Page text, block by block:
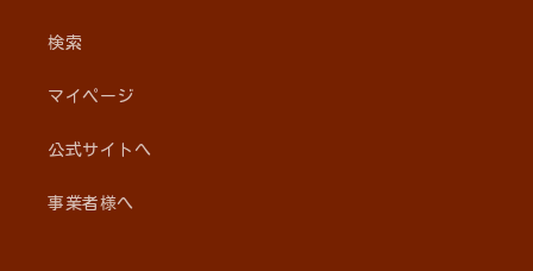
検索
マイページ
公式サイトへ
事業者様へ